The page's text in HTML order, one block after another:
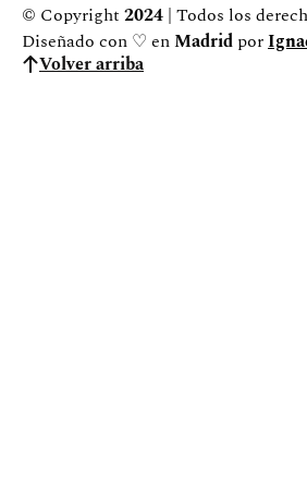
© Copyright 2024 | Todos los
Diseñado con ♡ enMadrid por
Volver arriba